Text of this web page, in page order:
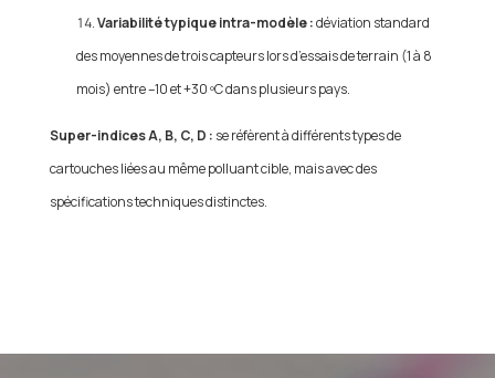
Variabilité typique intra-modèle :déviation standard
des moyennes de trois capteurs lors d’essais de terrain (1 à 8
mois) entre –10 et +30 ºC dans plusieurs pays.
Super-indices A, B, C, D : se réfèrent à différents types de
cartouches liées au même polluant cible, mais avec des
spécifications techniques distinctes.